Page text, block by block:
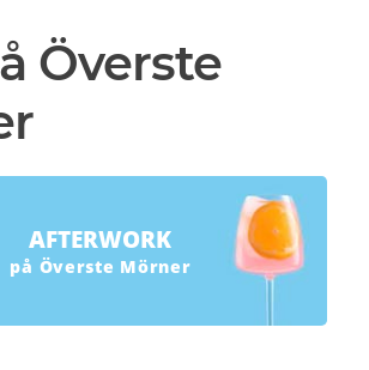
Överste
AFTERWORK
på Överste Mörner